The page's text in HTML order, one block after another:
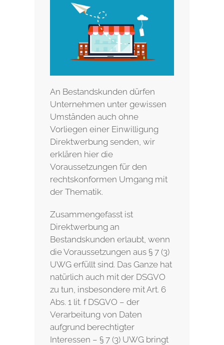
An Bestandskunden dürfen
Unternehmen unter gewissen
Umständen auch ohne
Vorliegen einer Einwilligung
Direktwerbung senden, wir
erklären hier die
Voraussetzungen für den
rechtskonformen Umgang mit
der Thematik.
Zusammengefasst ist
Direktwerbung an
Bestandskunden erlaubt, wenn
die Voraussetzungen aus § 7 (3)
UWG erfüllt sind. Das Ganze hat
natürlich auch mit der DSGVO
zu tun, insbesondere mit Art. 6
Abs. 1 lit. f DSGVO – der
Verarbeitung von Daten
aufgrund berechtigter
Interessen – § 7 (3) UWG bringt